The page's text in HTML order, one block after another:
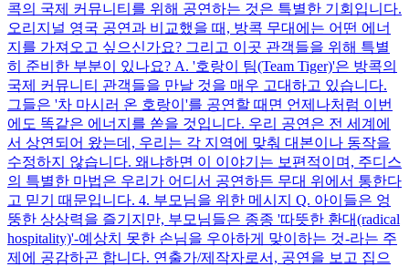
콕의 국제 커뮤니티를 위해 공연하는 것은 특별한 기회입니다.
오리지널 영국 공연과 비교했을 때, 방콕 무대에는 어떤 에너
지를 가져오고 싶으신가요? 그리고 이곳 관객들을 위해 특별
히 준비한 부분이 있나요? A. '호랑이 팀(Team Tiger)'은 방콕의
국제 커뮤니티 관객들을 만날 것을 매우 고대하고 있습니다.
그들은 '차 마시러 온 호랑이'를 공연할 때면 언제나처럼 이번
에도 똑같은 에너지를 쏟을 것입니다. 우리 공연은 전 세계에
서 상연되어 왔는데, 우리는 각 지역에 맞춰 대본이나 동작을
수정하지 않습니다. 왜냐하면 이 이야기는 보편적이며, 주디스
의 특별한 마법은 우리가 어디서 공연하든 무대 위에서 통한다
고 믿기 때문입니다. 4. 부모님을 위한 메시지 Q. 아이들은 엉
뚱한 상상력을 즐기지만, 부모님들은 종종 '따뜻한 환대(radical
hospitality)'-예상치 못한 손님을 우아하게 맞이하는 것-라는 주
제에 공감하곤 합니다. 연출가/제작자로서, 공연을 보고 집으